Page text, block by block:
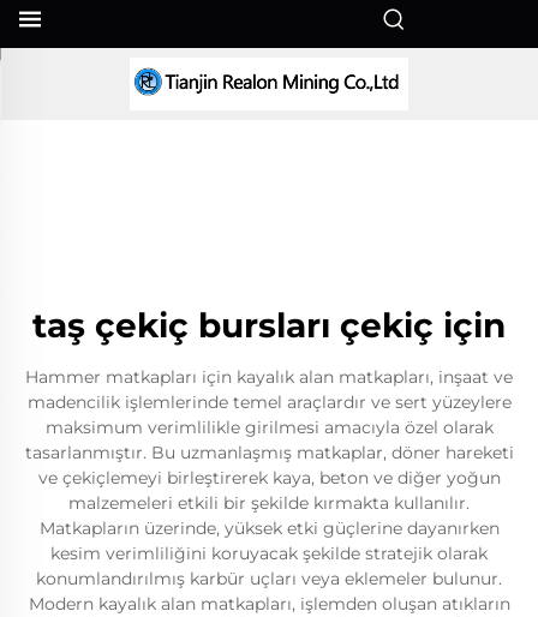
taş çekiç bursları çekiç için
Hammer matkapları için kayalık alan matkapları, inşaat ve
madencilik işlemlerinde temel araçlardır ve sert yüzeylere
maksimum verimlilikle girilmesi amacıyla özel olarak
tasarlanmıştır. Bu uzmanlaşmış matkaplar, döner hareketi
ve çekiçlemeyi birleştirerek kaya, beton ve diğer yoğun
malzemeleri etkili bir şekilde kırmakta kullanılır.
Matkapların üzerinde, yüksek etki güçlerine dayanırken
kesim verimliliğini koruyacak şekilde stratejik olarak
konumlandırılmış karbür uçları veya eklemeler bulunur.
Modern kayalık alan matkapları, işlemden oluşan atıkların